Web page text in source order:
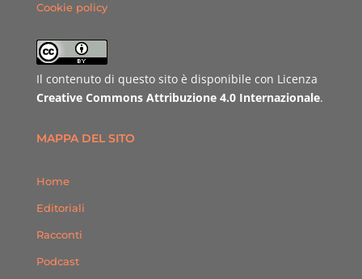
Cookie policy
Il contenuto di questo sito è disponibile con Licenza
Creative Commons Attribuzione 4.0 Internazionale.
MAPPA DEL SITO
Home
Editoriali
Racconti
Podcast